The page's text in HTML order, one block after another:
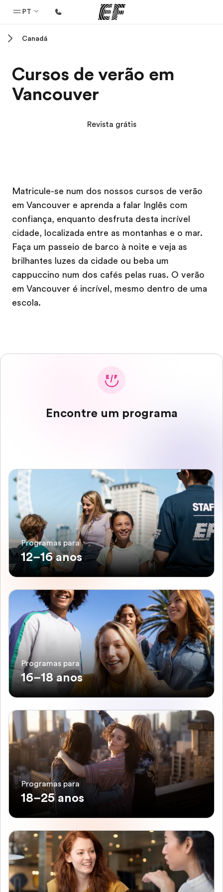
PT
Programas
Saiba tudo que oferecemos
Carreiras
Junte-se a nós
Canadá
Cursos de verão em
Vancouver
Revista grátis
Matricule-se num dos nossos cursos de verão
em Vancouver e aprenda a falar Inglês com
confiança, enquanto desfruta desta incrível
cidade, localizada entre as montanhas e o mar.
Faça um passeio de barco à noite e veja as
brilhantes luzes da cidade ou beba um
cappuccino num dos cafés pelas ruas. O verão
em Vancouver é incrível, mesmo dentro de uma
escola.
Encontre um programa
Programas para
12–16 anos
Programas para
16–18 anos
Programas para
18–25 anos